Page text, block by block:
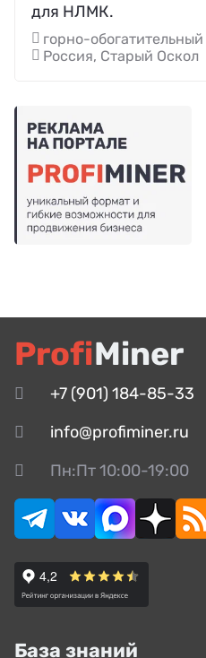
для НЛМК.
горно-
Россия, Старый Оскол
ProfiMiner
+7 (901) 184-85-33
info@profiminer.ru
Пн:Пт 10:00-19:00
База знаний